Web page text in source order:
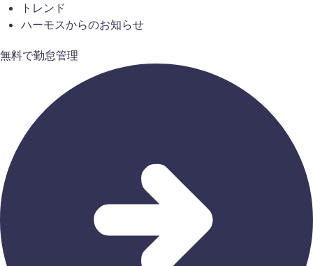
トレンド
ハーモスからのお知らせ
無料で勤怠管理